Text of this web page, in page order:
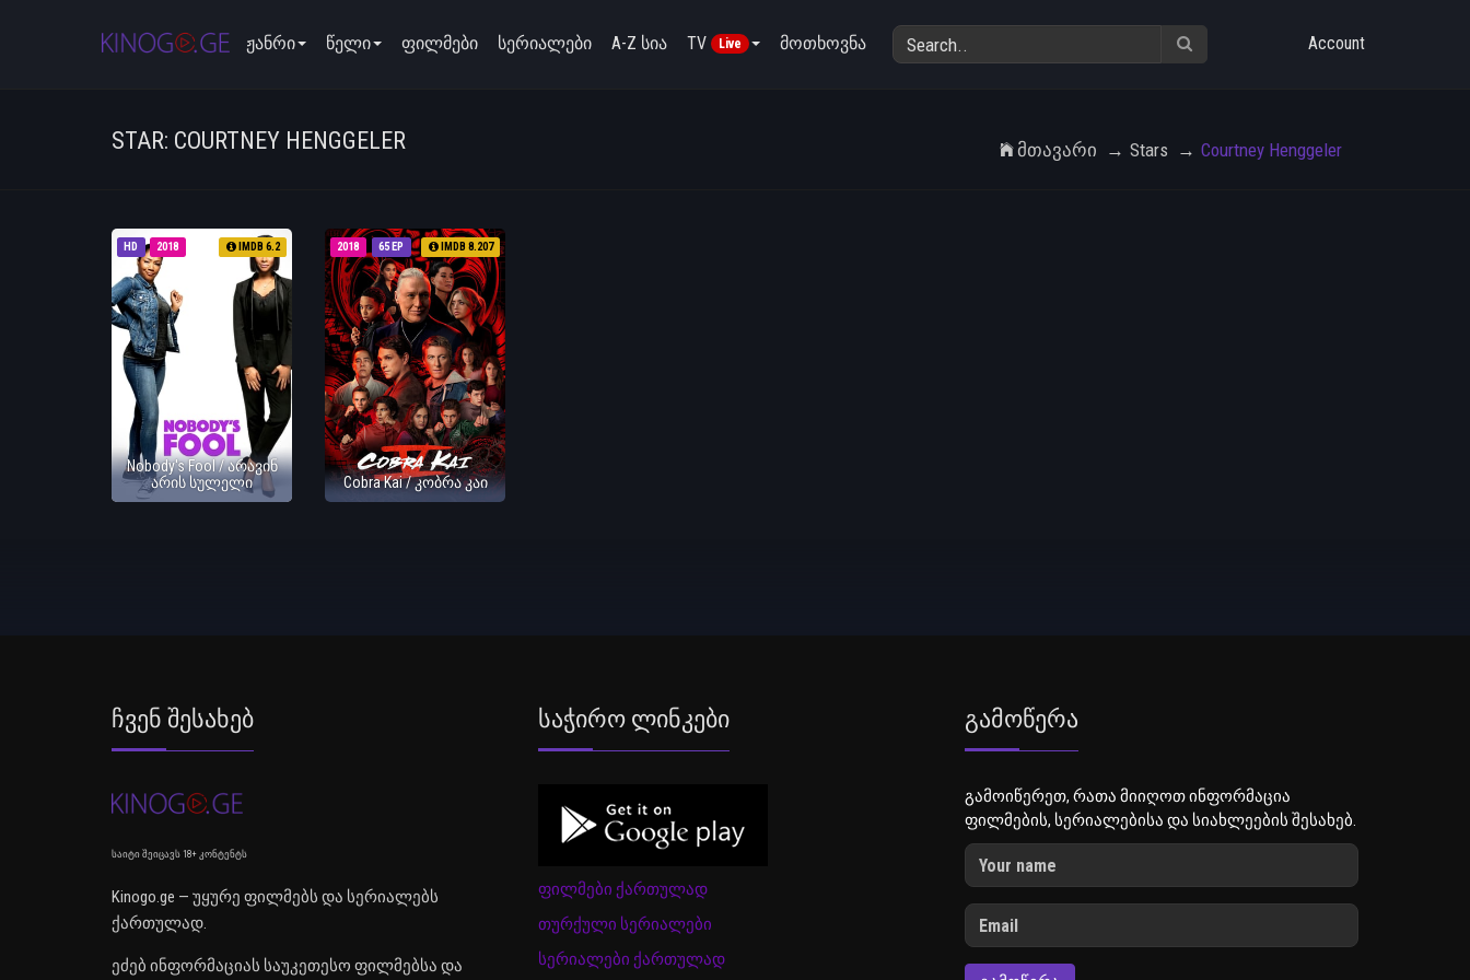
ჟანრი წელი ფილმები სერიალები A-Z სია TV Live მოთხოვნა Account
STAR: COURTNEY HENGGELER Მთავარი Stars Courtney Henggeler
HD 2018 IMDB 6.2
Nobody's Fool / არავინ
არის სულელი
65 EP
2018 IMDB 8.207
Cobra Kai / კობრა კაი
Ჩვენ Შესახებ
საიტი შეიცავს 18+ კონტენტს
Kinogo.ge — უყურე ფილმებს და სერიალებს
ქართულად.
ეძებ ინფორმაციას საუკეთესო ფილმებსა და
Საჭირო Ლინკები
ფილმები ქართულად
თურქული სერიალები
სერიალები ქართულად
Გამოწერა
გამოიწერეთ, რათა მიიღოთ ინფორმაცია
ფილმების, სერიალებისა და სიახლეების შესახებ.